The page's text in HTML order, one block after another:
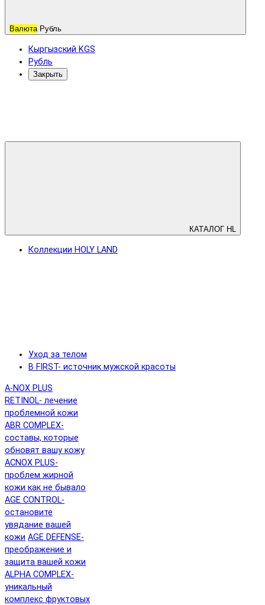
Валюта Рубль
Кыргызский KGS
Рубль
Закрыть
КАТАЛОГ HL
Коллекции HOLY LAND
Уход за телом
B FIRST- источник мужской красоты
A-NOX PLUS
RETINOL- лечение
проблемной кожи
ABR COMPLEX-
составы, которые
обновят вашу кожу
ACNOX PLUS-
проблем жирной
кожи как не бывало
AGE CONTROL-
остановите
увядание вашей
кожи AGE DEFENSE-
преображение и
защита вашей кожи
ALPHA COMPLEX-
уникальный
комплекс фруктовых